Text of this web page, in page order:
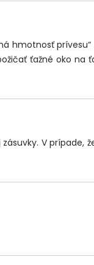
hmotnosť
ťažné oko na
V prípade,